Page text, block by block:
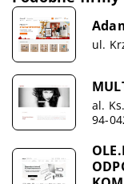
ul.
al.
94-